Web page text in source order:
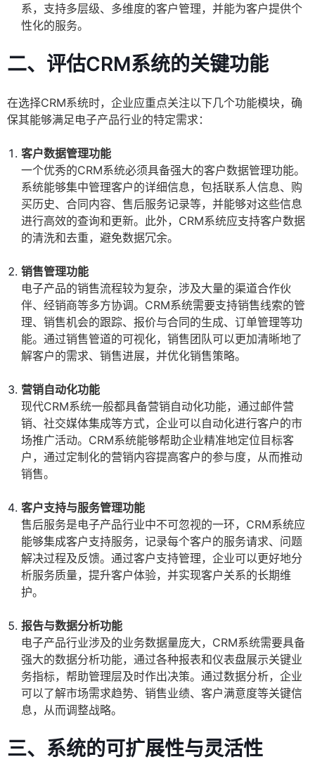
系，支持多层级、多维度的客户管理，并能为客户提供个
性化的服务。
二、评估CRM系统的关键功能
在选择CRM系统时，企业应重点关注以下几个功能模块，确
保其能够满足电子产品行业的特定需求：
客户数据管理功能
一个优秀的CRM系统必须具备强大的客户数据管理功能。
系统能够集中管理客户的详细信息，包括联系人信息、购
买历史、合同内容、售后服务记录等，并能够对这些信息
进行高效的查询和更新。此外，CRM系统应支持客户数据
的清洗和去重，避免数据冗余。
销售管理功能
电子产品的销售流程较为复杂，涉及大量的渠道合作伙
伴、经销商等多方协调。CRM系统需要支持销售线索的管
理、销售机会的跟踪、报价与合同的生成、订单管理等功
能。通过销售管道的可视化，销售团队可以更加清晰地了
解客户的需求、销售进展，并优化销售策略。
营销自动化功能
现代CRM系统一般都具备营销自动化功能，通过邮件营
销、社交媒体集成等方式，企业可以自动化进行客户的市
场推广活动。CRM系统能够帮助企业精准地定位目标客
户，通过定制化的营销内容提高客户的参与度，从而推动
销售。
客户支持与服务管理功能
售后服务是电子产品行业中不可忽视的一环，CRM系统应
能够集成客户支持服务，记录每个客户的服务请求、问题
解决过程及反馈。通过客户支持管理，企业可以更好地分
析服务质量，提升客户体验，并实现客户关系的长期维
护。
报告与数据分析功能
电子产品行业涉及的业务数据量庞大，CRM系统需要具备
强大的数据分析功能，通过各种报表和仪表盘展示关键业
务指标，帮助管理层及时作出决策。通过数据分析，企业
可以了解市场需求趋势、销售业绩、客户满意度等关键信
息，从而调整战略。
三、系统的可扩展性与灵活性